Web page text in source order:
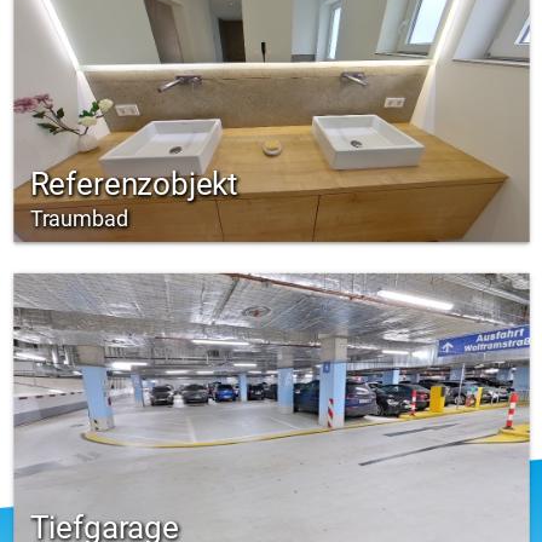
Referenzobjekt
Traumbad
Tiefgarage